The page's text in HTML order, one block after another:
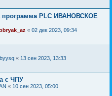
программа PLC ИВАНОВСКОЕ
« 02 дек 2023, 09:34
« 13 сен 2023, 13:33
с ЧПУ
« 10 сен 2023, 05:00